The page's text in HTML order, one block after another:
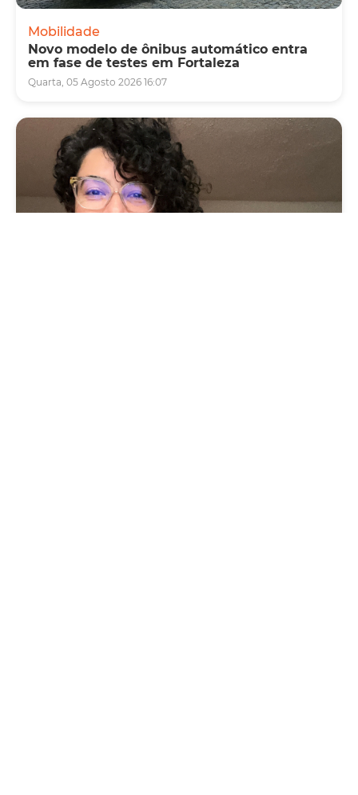
Mobilidade
Novo modelo de ônibus automático entra
em fase de testes em Fortaleza
Quarta, 05 Agosto 2026 16:07